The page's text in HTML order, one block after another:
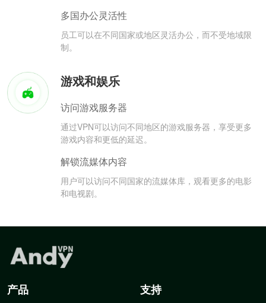
多国办公灵活性
员工可以在不同国家或地区灵活办公，而不受地域限
制。
游戏和娱乐
访问游戏服务器
通过VPN可以访问不同地区的游戏服务器，享受更多
游戏内容和更低的延迟。
解锁流媒体内容
用户可以访问不同国家的流媒体库，观看更多的电影
和电视剧。
产品 支持